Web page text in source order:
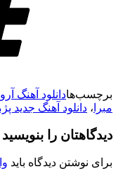
دانلود آهنگ
، دانلود آهنگ جدید
را بنویسید
نوشتن دیدگاه باید